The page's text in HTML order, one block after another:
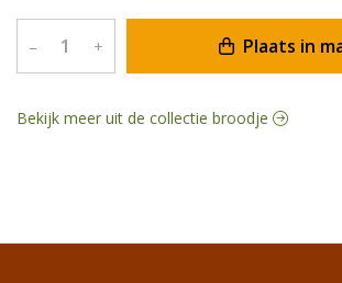
– + Plaats in
Bekijk meer uit de collectie broodje